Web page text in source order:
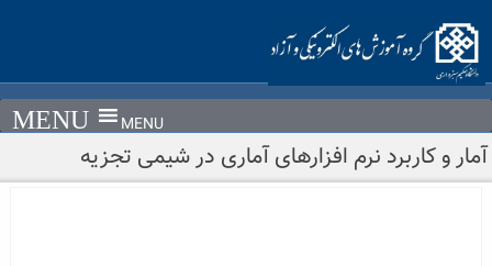
content
MENU
آمار و کاربرد نرم افزارهای آماری در شیمی تجزیه